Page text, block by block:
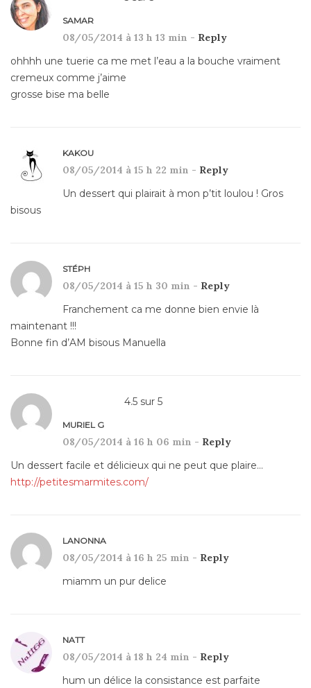
SAMAR
08/05/2014 à 13 h 13 min - Reply
ohhhh une tuerie ca me met l’eau a la bouche vraiment
cremeux comme j’aime
grosse bise ma belle
KAKOU
08/05/2014 à 15 h 22 min - Reply
Un dessert qui plairait à mon p’tit loulou ! Gros
bisous
STÉPH
08/05/2014 à 15 h 30 min - Reply
Franchement ca me donne bien envie là
maintenant !!!
Bonne fin d’AM bisous Manuella
4.5 sur 5
MURIEL G
08/05/2014 à 16 h 06 min - Reply
Un dessert facile et délicieux qui ne peut que plaire…
http://petitesmarmites.com/
LANONNA
08/05/2014 à 16 h 25 min - Reply
miamm un pur delice
NATT
08/05/2014 à 18 h 24 min - Reply
hum un délice la consistance est parfaite